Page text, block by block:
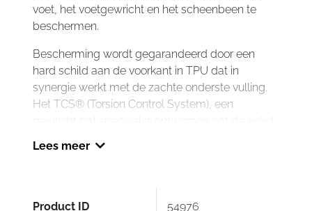
Red
White
voet, het voetgewricht en het scheenbeen te
beschermen.
Bescherming wordt gegarandeerd door een
hard schild aan de voorkant in TPU dat in
synergie werkt met de zachte onderste vulling.
Het TCS® (Torsion Control System), een
bewegingsbereik beweegt, begeleidt de
het risico van ongewenste verdraaiing ,
hyperextensie en hyperflexie.
Lees meer
Product ID 54976